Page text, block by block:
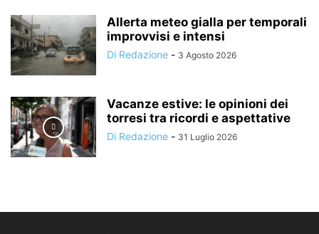
Allerta meteo gialla per temporali
improvvisi e intensi
Di Redazione - 3 Agosto 2026
Vacanze estive: le opinioni dei
torresi tra ricordi e aspettative
Di Redazione - 31 Luglio 2026